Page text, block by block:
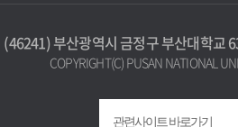
(46241) 부산광역시 금정구 부산대학교
COPYRIGHT(C) PUSAN NATIONAL